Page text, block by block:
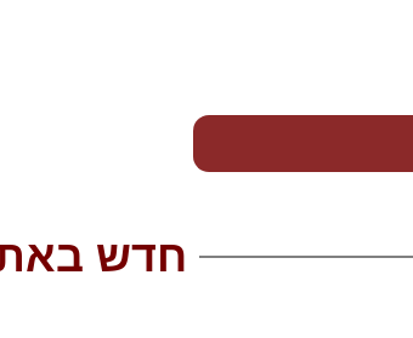
חדש